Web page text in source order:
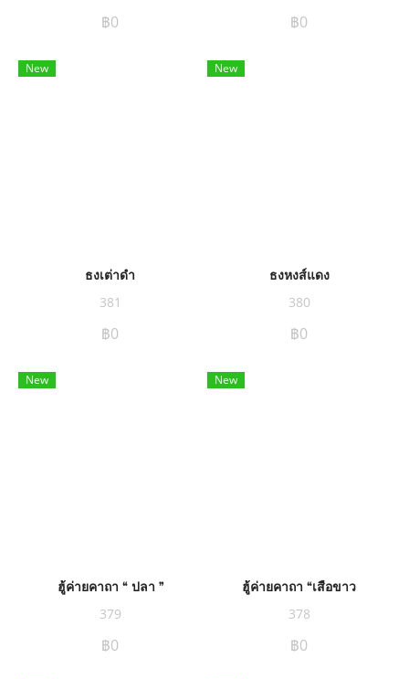
฿0 ฿0
New
ธงเต่าดำ
381
฿0
New
ธงหงส์แดง
380
฿0
New
ฮู้ค่ายคาถา “ ปลา ”
379
฿0
New
ฮู้ค่ายคาถา “เสือขาว
378
฿0